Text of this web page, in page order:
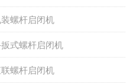
装螺杆启闭机
式螺杆启闭机
联螺杆启闭机